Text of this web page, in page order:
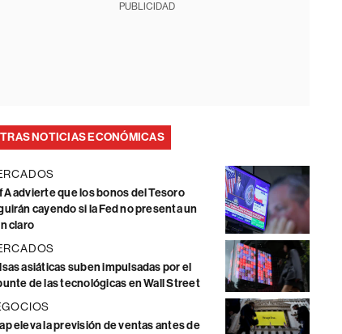
PUBLICIDAD
NOTICIAS ECONÓMICAS
advierte que los bonos del Tesoro
cayendo si la Fed no presenta un
claro
asiáticas suben impulsadas por el
de las tecnológicas en Wall Street
eleva la previsión de ventas antes de